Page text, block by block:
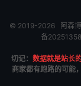
© 2019-2026 阿森
备
切记： 数据就是站长
商家都有跑路的可能